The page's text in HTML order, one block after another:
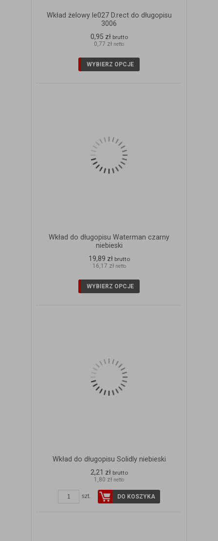
Wkład żelowy le027 D.rect do długopisu
3006
0,95 zł brutto
0,77 zł netto
WYBIERZ OPCJE
Wkład do długopisu Waterman czarny
niebieski
19,89 zł brutto
16,17 zł netto
WYBIERZ OPCJE
Wkład do długopisu Solidly niebieski
2,21 zł brutto
1,80 zł netto
szt. DO KOSZYKA